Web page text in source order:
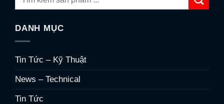
DANH MỤC
Tin Tức – Kỹ Thuật
News – Technical
Tin Tức